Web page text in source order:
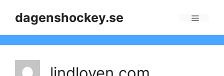
dagenshockey.se